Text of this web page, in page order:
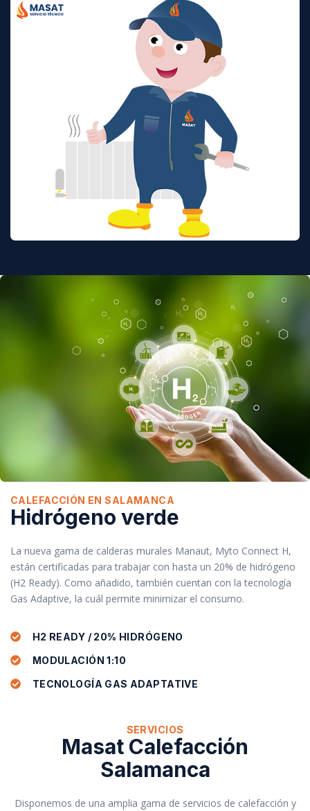
CALEFACCIÓN EN SALAMANCA
Hidrógeno verde
La nueva gama de calderas murales Manaut, Myto Connect H,
están certificadas para trabajar con hasta un 20% de hidrógeno
(H2 Ready). Como añadido, también cuentan con la tecnología
Gas Adaptive, la cuál permite minimizar el consumo.
H2 READY / 20% HIDRÓGENO
MODULACIÓN 1:10
TECNOLOGÍA GAS ADAPTATIVE
SERVICIOS
Masat Calefacción
Salamanca
Disponemos de una amplia gama de servicios de calefacción y